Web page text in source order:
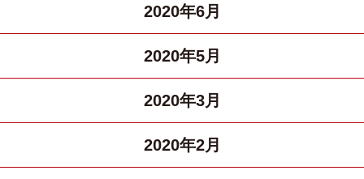
2020年6月
2020年5月
2020年3月
2020年2月